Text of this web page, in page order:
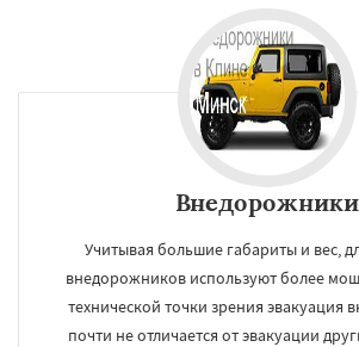
Внедорожники
Учитывая большие габариты и вес,
внедорожников используют более
технической точки зрения эвакуация
почти не отличается от эвакуации